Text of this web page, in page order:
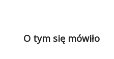
O tym się mówiło